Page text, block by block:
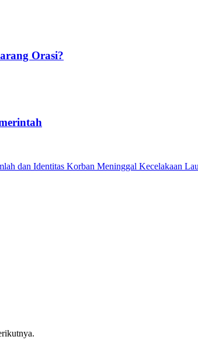
Orasi?
dan Identitas Korban Meninggal Kecelakaan